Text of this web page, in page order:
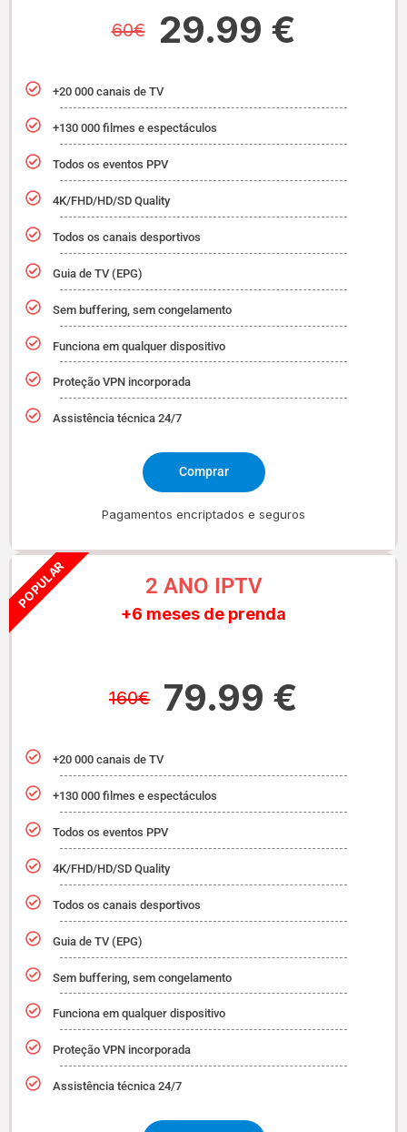
60€ 29.99 €
+20 000 canais de TV
+130 000 filmes e espectáculos
Todos os eventos PPV
4K/FHD/HD/SD Quality
Todos os canais desportivos
Guia de TV (EPG)
Sem buffering, sem congelamento
Funciona em qualquer dispositivo
Proteção VPN incorporada
Assistência técnica 24/7
Comprar
Pagamentos encriptados e seguros
2 ANO IPTV
+6 meses de prenda
160€ 79.99 €
+20 000 canais de TV
+130 000 filmes e espectáculos
Todos os eventos PPV
4K/FHD/HD/SD Quality
Todos os canais desportivos
Guia de TV (EPG)
Sem buffering, sem congelamento
Funciona em qualquer dispositivo
Proteção VPN incorporada
Assistência técnica 24/7
POPULAR